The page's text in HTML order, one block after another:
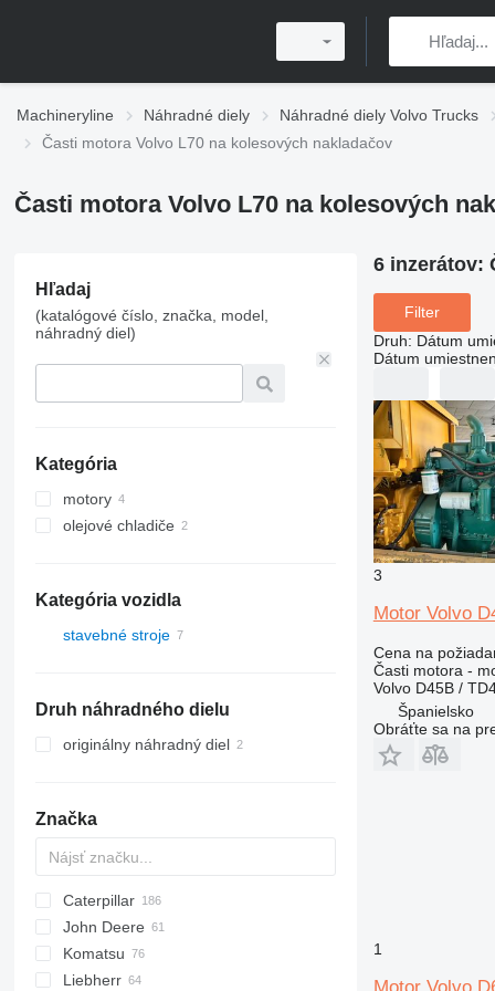
Machineryline Náhradné diely Náhradné diely Volvo Trucks
Časti motora Volvo L70 na kolesových nakladačov
Časti motora Volvo L70 na kolesových
Hľadaj
(katalógové číslo, značka, model,
náhradný diel)
Kategória
motory
olejové chladiče
Kategória vozidla
stavebné stroje
kolesové nakladače
Druh náhradného dielu
originálny náhradný diel
Značka
AS
AZ
AR
580
590
621
688
Caterpillar
120
140
571G
C-series
Mega
BF
D-series
D-series
DL
SD
FR
FR
W-series
F-series
AL
44C
55D
B-series
LX
ZW
HL-series
407
426
427
John Deere
524
544 J
Komatsu
D series
Allrad
B-series
Liebherr
6 inzerátov:
Filter
Druh: Dátum
Dátum
3
Motor Volvo
Cena na
Časti motora -
Volvo D45B /
Španielsko
Obráťte sa na
1